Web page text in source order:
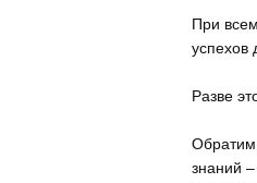
При
успехов
Разве
Обратим
знаний